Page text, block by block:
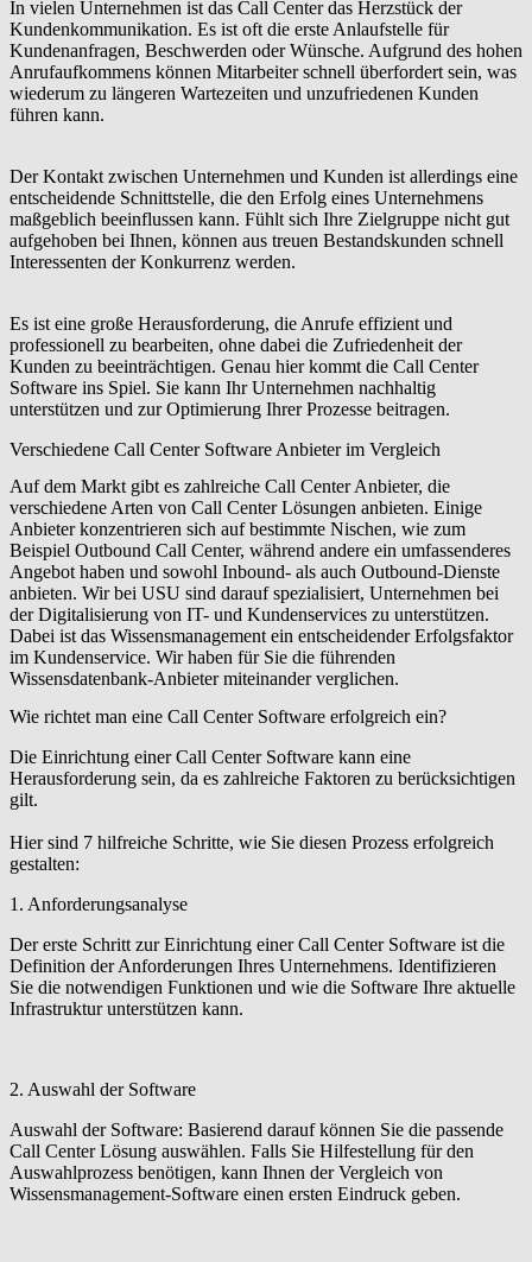
In vielen Unternehmen ist das Call Center das Herzstück der
Kundenkommunikation. Es ist oft die erste Anlaufstelle für
Kundenanfragen, Beschwerden oder Wünsche. Aufgrund des hohen
Anrufaufkommens können Mitarbeiter schnell überfordert sein, was
wiederum zu längeren Wartezeiten und unzufriedenen Kunden
führen kann.
Der Kontakt zwischen Unternehmen und Kunden ist allerdings eine
entscheidende Schnittstelle, die den Erfolg eines Unternehmens
maßgeblich beeinflussen kann. Fühlt sich Ihre Zielgruppe nicht gut
aufgehoben bei Ihnen, können aus treuen Bestandskunden schnell
Interessenten der Konkurrenz werden.
Es ist eine große Herausforderung, die Anrufe effizient und
professionell zu bearbeiten, ohne dabei die Zufriedenheit der
Kunden zu beeinträchtigen. Genau hier kommt die Call Center
Software ins Spiel. Sie kann Ihr Unternehmen nachhaltig
unterstützen und zur Optimierung Ihrer Prozesse beitragen.
Verschiedene Call Center Software Anbieter im Vergleich
Auf dem Markt gibt es zahlreiche Call Center Anbieter, die
verschiedene Arten von Call Center Lösungen anbieten. Einige
Anbieter konzentrieren sich auf bestimmte Nischen, wie zum
Beispiel Outbound Call Center, während andere ein umfassenderes
Angebot haben und sowohl Inbound- als auch Outbound-Dienste
anbieten. Wir bei USU sind darauf spezialisiert, Unternehmen bei
der Digitalisierung von IT- und Kundenservices zu unterstützen.
Dabei ist das Wissensmanagement ein entscheidender Erfolgsfaktor
im Kundenservice. Wir haben für Sie die führenden
Wissensdatenbank-Anbieter miteinander verglichen.
Wie richtet man eine Call Center Software erfolgreich ein?
Die Einrichtung einer Call Center Software kann eine
Herausforderung sein, da es zahlreiche Faktoren zu berücksichtigen
gilt.
Hier sind 7 hilfreiche Schritte, wie Sie diesen Prozess erfolgreich
gestalten:
1. Anforderungsanalyse
Der erste Schritt zur Einrichtung einer Call Center Software ist die
Definition der Anforderungen Ihres Unternehmens. Identifizieren
Sie die notwendigen Funktionen und wie die Software Ihre aktuelle
Infrastruktur unterstützen kann.
2. Auswahl der Software
Auswahl der Software: Basierend darauf können Sie die passende
Call Center Lösung auswählen. Falls Sie Hilfestellung für den
Auswahlprozess benötigen, kann Ihnen der Vergleich von
Wissensmanagement-Software einen ersten Eindruck geben.